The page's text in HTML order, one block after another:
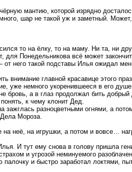
мантию, которой изрядно
шар не такой уж и заметный. Может,
то на ёлку, то на маму. Ни та, ни
Понедельникова всё может
него такой подставы Илья ожидал
внимание главной красавице этого
уже немного укоренившееся в его
бровь, а в глаз продолжал бить
к чему клонит Дед.
разноцветными огнями, а
Мороза.
неё, на игрушки, а потом и вовсе…
И тут ему снова в голову пришла
и угрозой неминуемого
и быстро заработал локтями,